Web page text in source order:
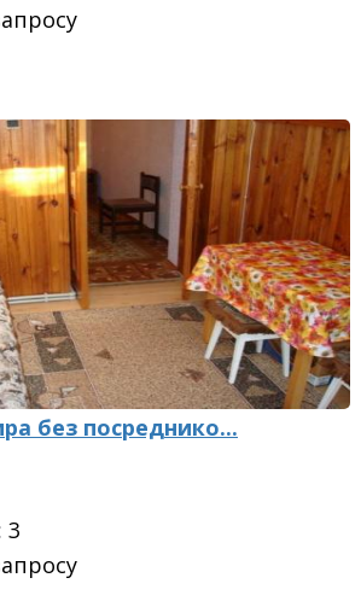
без посреднико...
3